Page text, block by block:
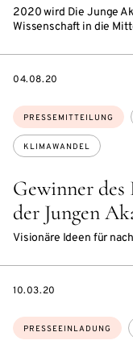
2020 wird Die Junge
Wissenschaft in die
Gewinner des
der Jungen
Visionäre Ideen für
Themen:
PRESSEMITTEILUNG
KLIMAWANDEL
DATE
04.08.20
Themen:
PRESSEEINLADUNG
DATE
10.03.20